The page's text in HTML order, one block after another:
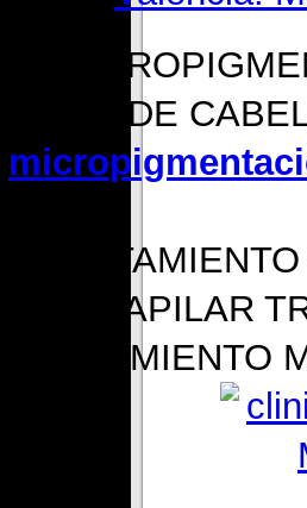
CAIDA DE
CAPILAR
TRATAMIENTO